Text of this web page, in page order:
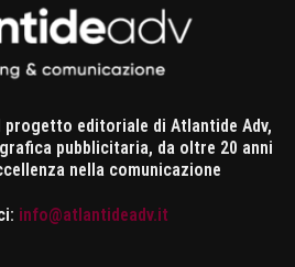
progetto editoriale di Atlantide Adv,
pubblicitaria, da oltre 20 anni
nella comunicazione
info@atlantideadv.it